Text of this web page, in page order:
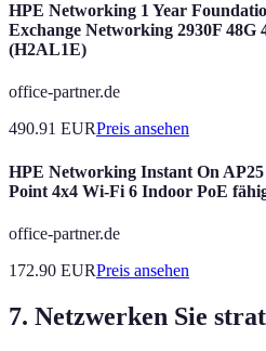
HPE Networking 1 Year
Exchange Networking 2930F 48G
(H2AL1E)
office-partner.de
490.91 EURPreis ansehen
HPE Networking Instant On AP25
Point 4x4 Wi-Fi 6 Indoor PoE
office-partner.de
172.90 EURPreis ansehen
7. Netzwerken Sie